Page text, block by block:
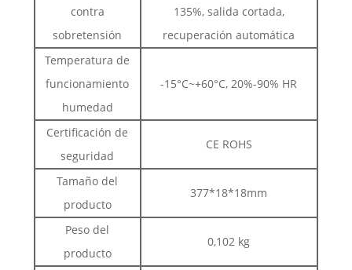
contra
sobretensión
135%, salida cortada,
recuperación automática
Temperatura de
funcionamiento
humedad
-15°C~+60°C, 20%-90% HR
Certificación de
seguridad
CE ROHS
Tamaño del
producto
377*18*18mm
Peso del
producto
0,102 kg